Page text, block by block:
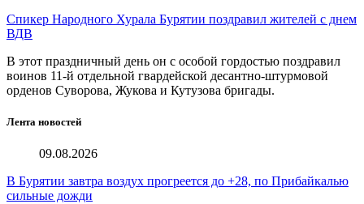
Спикер Народного Хурала Бурятии поздравил жителей с днем
ВДВ
В этот праздничный день он с особой гордостью поздравил
воинов 11-й отдельной гвардейской десантно-штурмовой
орденов Суворова, Жукова и Кутузова бригады.
Лента новостей
09.08.2026
В Бурятии завтра воздух прогреется до +28, по Прибайкалью
сильные дожди